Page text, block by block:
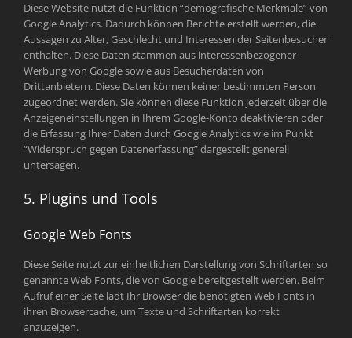
Diese Website nutzt die Funktion “demografische Merkmale” von
Google Analytics. Dadurch können Berichte erstellt werden, die
Aussagen zu Alter, Geschlecht und Interessen der Seitenbesucher
enthalten. Diese Daten stammen aus interessenbezogener
Werbung von Google sowie aus Besucherdaten von
Drittanbietern. Diese Daten können keiner bestimmten Person
zugeordnet werden. Sie können diese Funktion jederzeit über die
Anzeigeneinstellungen in Ihrem Google-Konto deaktivieren oder
die Erfassung Ihrer Daten durch Google Analytics wie im Punkt
“Widerspruch gegen Datenerfassung” dargestellt generell
untersagen.
5. Plugins und Tools
Google Web Fonts
Diese Seite nutzt zur einheitlichen Darstellung von Schriftarten so
genannte Web Fonts, die von Google bereitgestellt werden. Beim
Aufruf einer Seite lädt Ihr Browser die benötigten Web Fonts in
ihren Browsercache, um Texte und Schriftarten korrekt
anzuzeigen.